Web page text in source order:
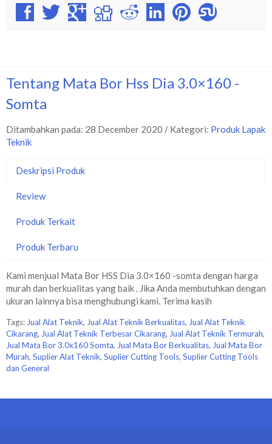
Tentang Mata Bor Hss Dia 3.0×160 -
Somta
Ditambahkan pada: 28 December 2020 / Kategori: Produk Lapak
Teknik
Deskripsi Produk
Review
Produk Terkait
Produk Terbaru
Kami menjual Mata Bor HSS Dia 3.0×160 -somta dengan harga
murah dan berkualitas yang baik . Jika Anda membutuhkan dengan
ukuran lainnya bisa menghubungi kami. Terima kasih
Tags: Jual Alat Teknik, Jual Alat Teknik Berkualitas, Jual Alat Teknik
Cikarang, Jual Alat Teknik Terbesar Cikarang, Jual Alat Teknik Termurah,
Jual Mata Bor 3.0x160 Somta, Jual Mata Bor Berkualitas, Jual Mata Bor
Murah, Suplier Alat Teknik, Suplier Cutting Tools, Suplier Cutting Tools
dan General